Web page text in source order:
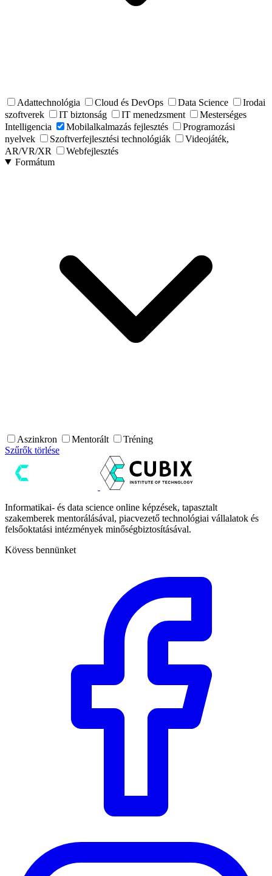
Adattechnológia Cloud és DevOps Data Science
Irodai
szoftverek
IT biztonság IT menedzsment
Mesterséges
Intelligencia
Mobilalkalmazás fejlesztés
Programozási
nyelvek
Szoftverfejlesztési technológiák
Videojáték,
AR/VR/XR
Webfejlesztés
Formátum
Aszinkron Mentorált
Tréning
Szűrők törlése
Informatikai- és data science online képzések, tapasztalt
szakemberek mentorálásával, piacvezető technológiai vállalatok és
felsőoktatási intézmények minőségbiztosításával.
Kövess bennünket